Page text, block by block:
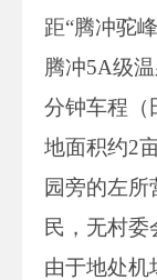
距“腾冲驼
腾冲5A级
分钟车程（
地面积约2
园旁的左
民，无村委
由于地处机